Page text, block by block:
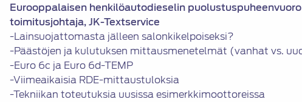
Eurooppalaisen henkilöautodieselin
toimitusjohtaja, JK-Textservice
-Lainsuojattomasta jälleen salonkikelpoiseksi?
-Päästöjen ja kulutuksen mittausmenetelmät (vanhat vs.
-Euro 6c ja Euro 6d-TEMP
-Viimeaikaisia RDE-mittaustuloksia
-Tekniikan toteutuksia uusissa esimerkkimoottoreissa